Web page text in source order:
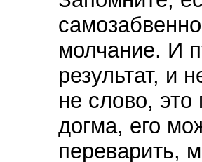
молчание. И
результат, и
не слово,
догма, его
переварить,